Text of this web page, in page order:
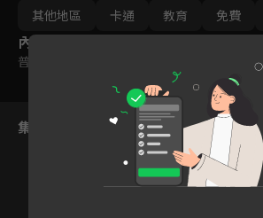
其他地區
卡通 教育 免費
內容標籤
普遍級
集數列表